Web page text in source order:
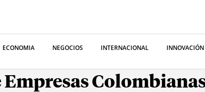
ECONOMIA NEGOCIOS INTERNACIONAL INNOVACIÓN
Empresas